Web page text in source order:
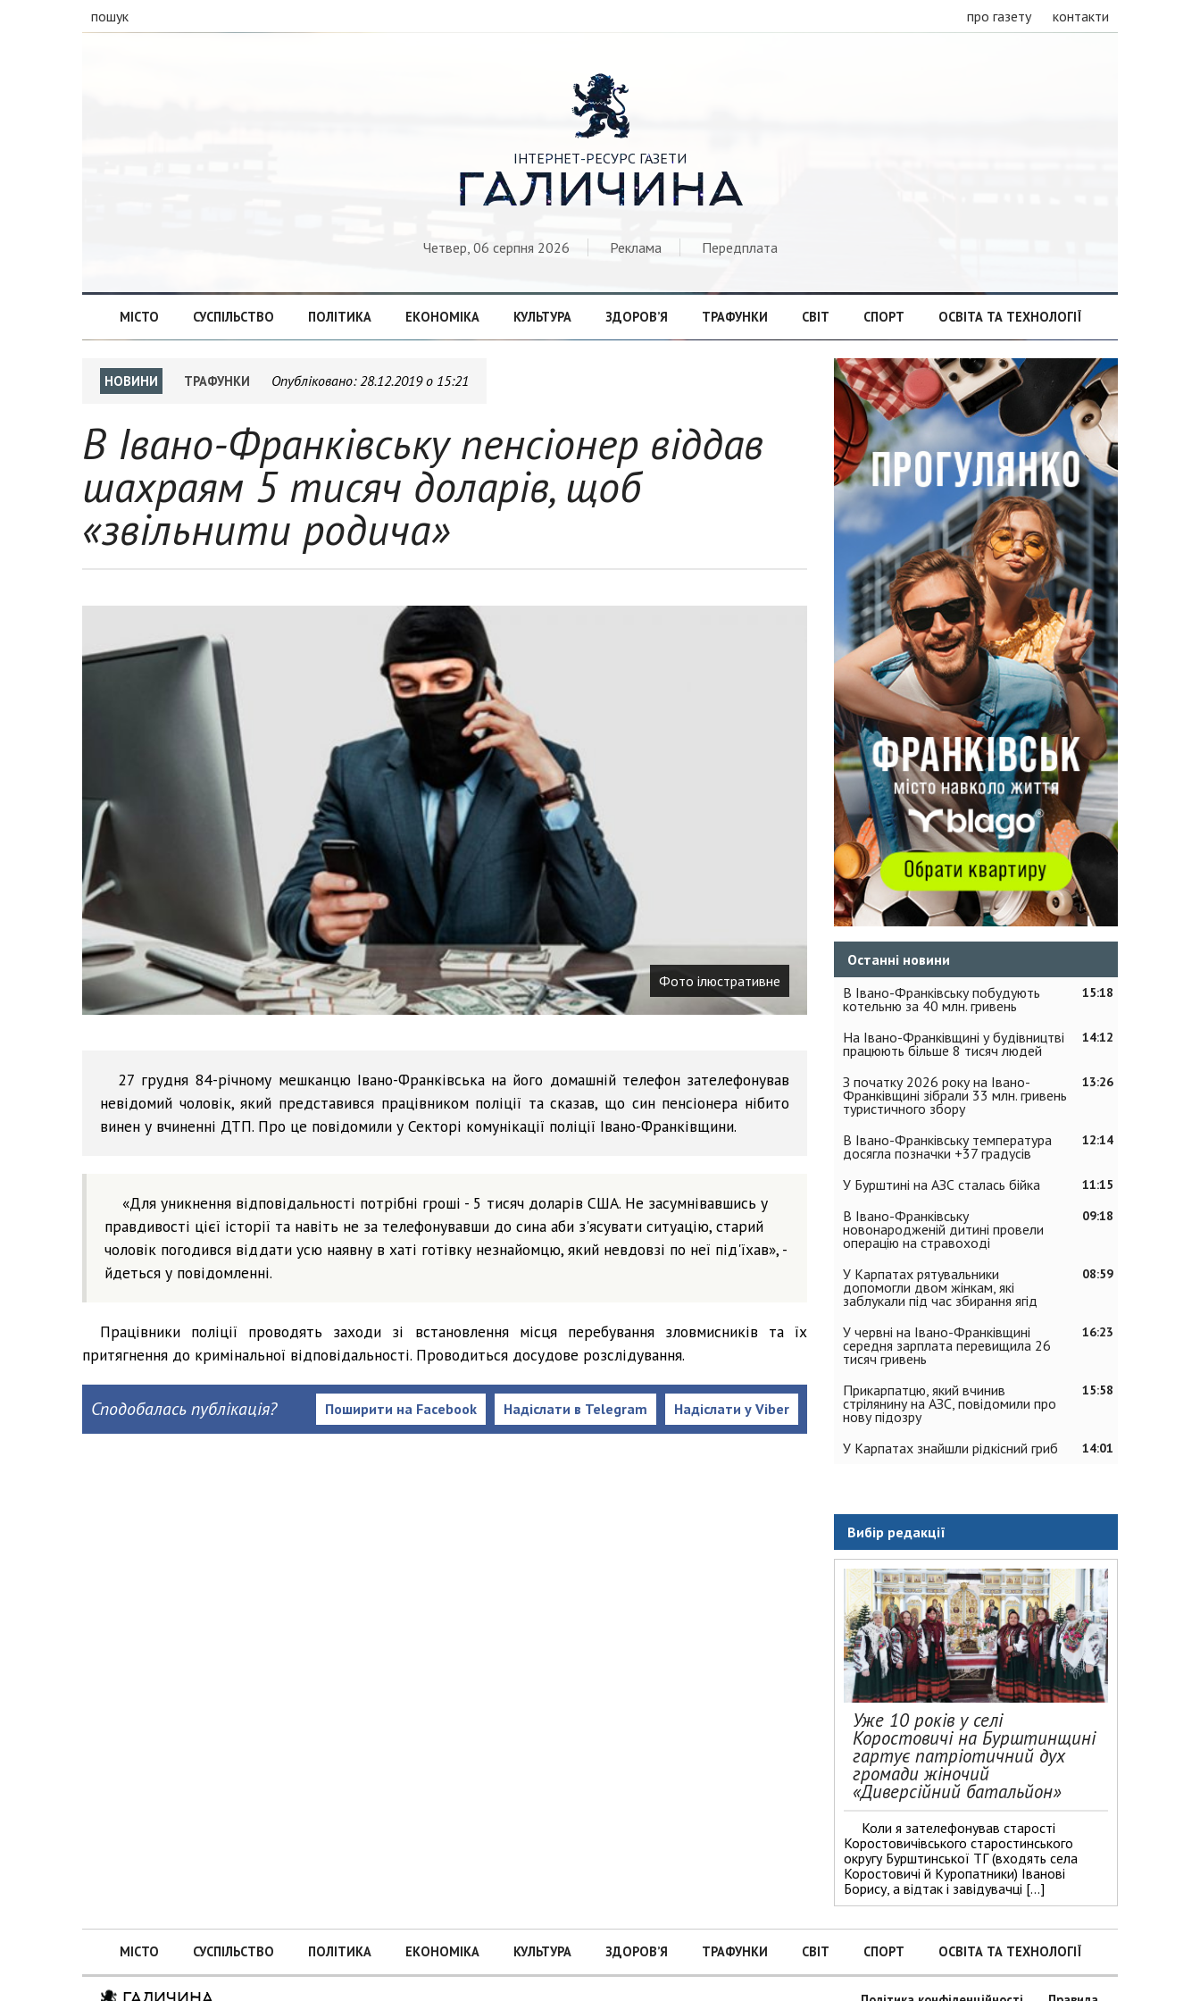
пошук про газету контакти

ІНТЕРНЕТ-РЕСУРС ГАЗЕТИ
ГАЛИЧИНА
Четвер, 06 серпня 2026 Реклама Передплата
МІСТО СУСПІЛЬСТВО ПОЛІТИКА ЕКОНОМІКА КУЛЬТУРА ЗДОРОВ’Я ТРАФУНКИ СВІТ СПОРТ ОСВІТА ТА ТЕХНОЛОГІЇ
НОВИНИ ТРАФУНКИ Опубліковано:28.12.2019 о 15:21
В Івано-Франківську пенсіонер віддав
шахраям 5 тисяч доларів, щоб
«звільнити родича»
Фото ілюстративне
27 грудня 84-річному мешканцю Івано-Франківська на його домашній телефон зателефонував
невідомий чоловік, який представився працівником поліції та сказав, що син пенсіонера нібито
винен у вчиненні ДТП. Про це повідомили у Секторі комунікації поліції Івано-Франківщини.
«Для уникнення відповідальності потрібні гроші - 5 тисяч доларів США. Не засумнівавшись у
правдивості цієї історії та навіть не за телефонувавши до сина аби з'ясувати ситуацію, старий
чоловік погодився віддати усю наявну в хаті готівку незнайомцю, який невдовзі по неї під'їхав», -
йдеться у повідомленні.
Працівники поліції проводять заходи зі встановлення місця перебування зловмисників та їх
притягнення до кримінальної відповідальності. Проводиться досудове розслідування.
Сподобалась публікація? Надіслати у Viber
Надіслати в Telegram
Поширити на Facebook
Останні новини
15:18
В Івано-Франківську побудують
котельню за 40 млн. гривень
14:12
На Івано-Франківщині у будівництві
працюють більше 8 тисяч людей
13:26
З початку 2026 року на Івано-
Франківщині зібрали 33 млн. гривень
туристичного збору
12:14
В Івано-Франківську температура
досягла позначки +37 градусів
11:15
У Бурштині на АЗС сталась бійка
09:18
В Івано-Франківську
новонародженій дитині провели
операцію на стравоході
08:59
У Карпатах рятувальники
допомогли двом жінкам, які
заблукали під час збирання ягід
16:23
У червні на Івано-Франківщині
середня зарплата перевищила 26
тисяч гривень
15:58
Прикарпатцю, який вчинив
стрілянину на АЗС, повідомили про
нову підозру
14:01
У Карпатах знайшли рідкісний гриб
Вибір редакції
Уже 10 років у селі
Коростовичі на Бурштинщині
гартує патріотичний дух
громади жіночий
«Диверсійний батальйон»
Коли я зателефонував старості
Коростовичівського старостинського
округу Бурштинської ТГ (входять села
Коростовичі й Куропатники) Іванові
Борису, а відтак і завідувачці […]
МІСТО СУСПІЛЬСТВО ПОЛІТИКА ЕКОНОМІКА КУЛЬТУРА ЗДОРОВ’Я ТРАФУНКИ СВІТ СПОРТ ОСВІТА ТА ТЕХНОЛОГІЇ